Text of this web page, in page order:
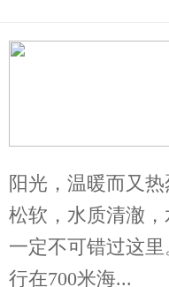
阳光，温暖而又
松软，水质清澈
一定不可错过这
行在700米海...